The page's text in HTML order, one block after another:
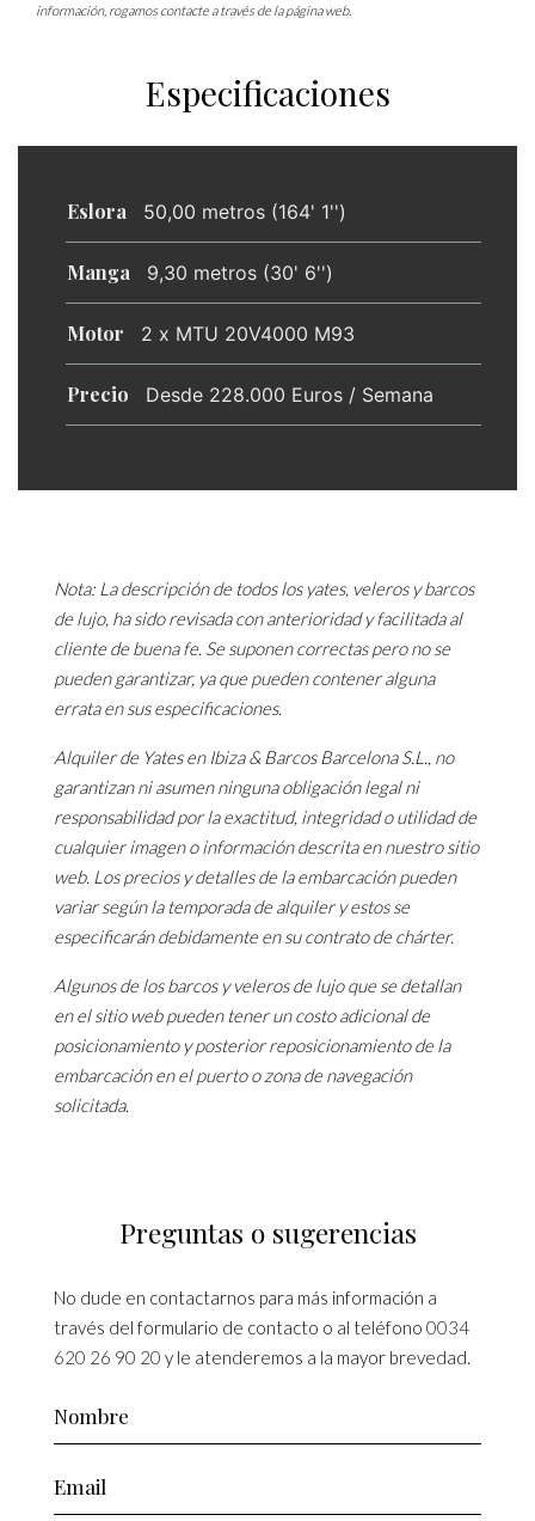
información, rogamos contacte a través de la página web.
Especificaciones
Eslora 50,00 metros (164' 1'')
Manga 9,30 metros (30' 6'')
Motor 2 x MTU 20V4000 M93
Precio Desde 228.000 Euros / Semana
Nota: La descripción de todos los yates, veleros y barcos
de lujo, ha sido revisada con anterioridad y facilitada al
cliente de buena fe. Se suponen correctas pero no se
pueden garantizar, ya que pueden contener alguna
errata en sus especificaciones.
Alquiler de Yates en Ibiza & Barcos Barcelona S.L., no
garantizan ni asumen ninguna obligación legal ni
responsabilidad por la exactitud, integridad o utilidad de
cualquier imagen o información descrita en nuestro sitio
web. Los precios y detalles de la embarcación pueden
variar según la temporada de alquiler y estos se
especificarán debidamente en su contrato de chárter.
Algunos de los barcos y veleros de lujo que se detallan
en el sitio web pueden tener un costo adicional de
posicionamiento y posterior reposicionamiento de la
embarcación en el puerto o zona de navegación
solicitada.
Preguntas o sugerencias
No dude en contactarnos para más información a
través del formulario de contacto o al teléfono 0034
620 26 90 20 y le atenderemos a la mayor brevedad.